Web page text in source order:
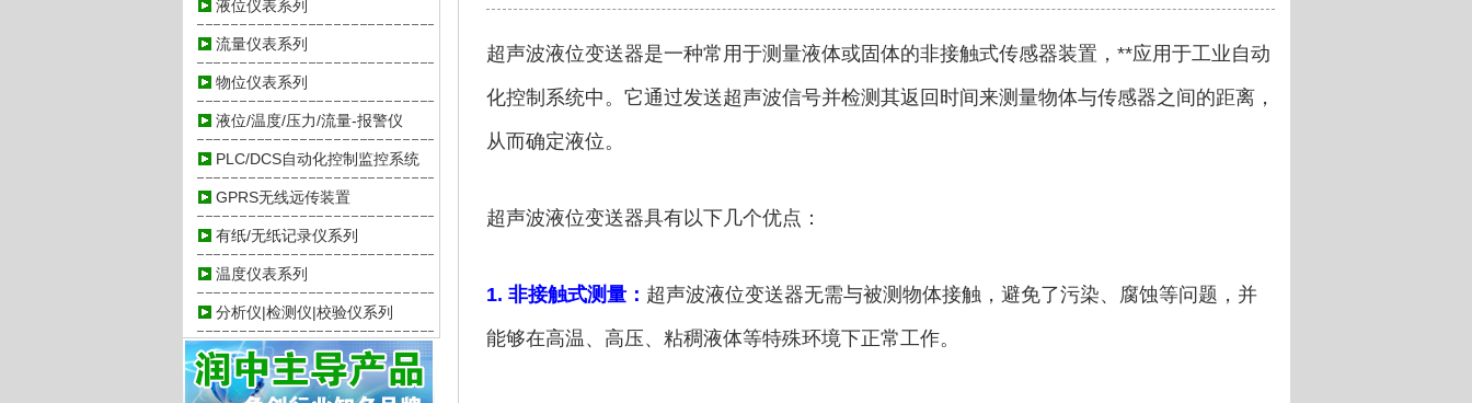
液位仪表系列
流量仪表系列
物位仪表系列
液位/温度/压力/流量-报警仪
PLC/DCS自动化控制监控系统
GPRS无线远传装置
有纸/无纸记录仪系列
温度仪表系列
分析仪|检测仪|校验仪系列
超声波液位变送器是一种常用于测量液体或固体的非接触式传感器装置，**应用于工业自动
化控制系统中。它通过发送超声波信号并检测其返回时间来测量物体与传感器之间的距离，
从而确定液位。
超声波液位变送器具有以下几个优点：
1. 非接触式测量： 超声波液位变送器无需与被测物体接触，避免了污染、腐蚀等问题，并
能够在高温、高压、粘稠液体等特殊环境下正常工作。